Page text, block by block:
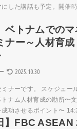
した講話も予定。開催
ベトナムでのマ
ナー～人材育
2025.10.30
ナーです。 スケジュー
ナム人材育成の勘所〜
功させるポイント〜
】FBC